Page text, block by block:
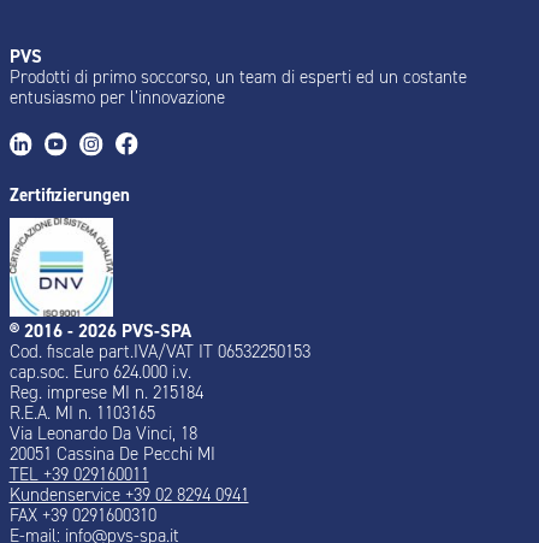
PVS
Prodotti di primo soccorso, un team di esperti ed un costante
entusiasmo per l’innovazione
Zertifizierungen
® 2016 - 2026 PVS-SPA
Cod. fiscale part.IVA/VAT IT 06532250153
cap.soc. Euro 624.000 i.v.
Reg. imprese MI n. 215184
R.E.A. MI n. 1103165
Via Leonardo Da Vinci, 18
20051 Cassina De Pecchi MI
TEL +39 029160011
Kundenservice +39 02 8294 0941
FAX +39 0291600310
E-mail: info@pvs-spa.it